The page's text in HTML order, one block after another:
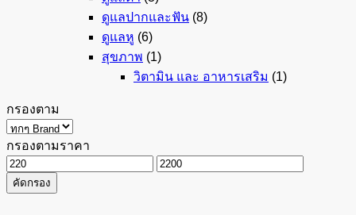
ดูแลปากและฟัน (8)
ดูแลหู (6)
สุขภาพ (1)
วิตามิน และ อาหารเสริม (1)
กรองตาม
กรองตามราคา
ราคา
ต่ำ
ราคา
คัดกรอง